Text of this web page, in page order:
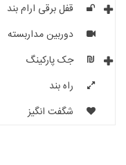
قفل برقی ارام بند
دوربین مداربسته
جک پارکینگ
راه بند
شگفت انگیز